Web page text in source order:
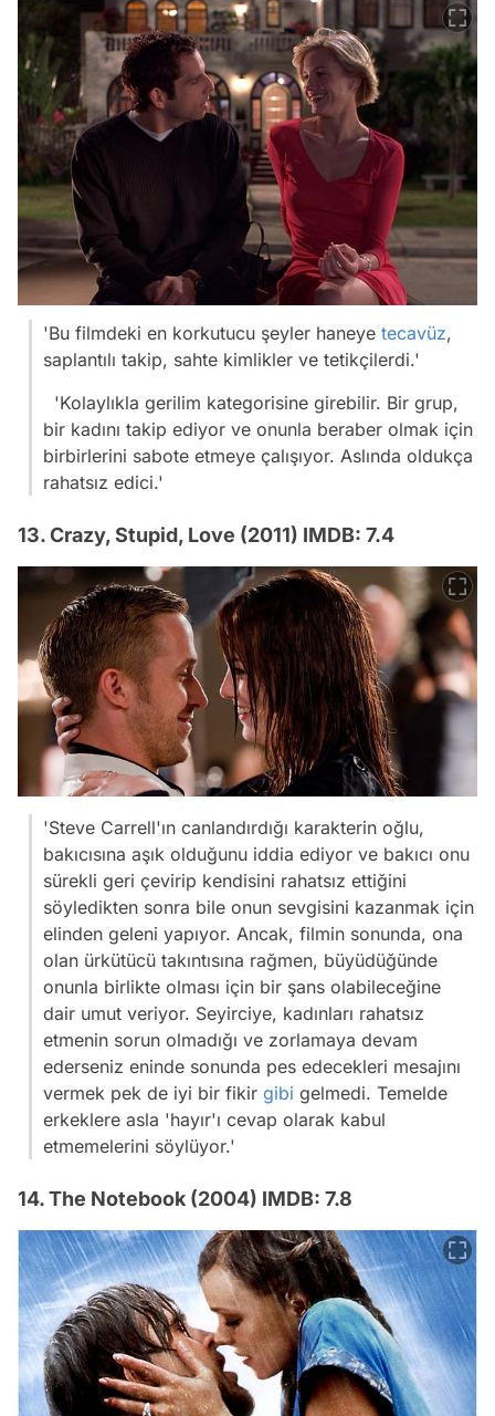
'Bu filmdeki en korkutucu şeyler haneye tecavüz,
saplantılı takip, sahte kimlikler ve tetikçilerdi.'
'Kolaylıkla gerilim kategorisine girebilir. Bir grup,
bir kadını takip ediyor ve onunla beraber olmak için
birbirlerini sabote etmeye çalışıyor. Aslında oldukça
rahatsız edici.'
13. Crazy, Stupid, Love (2011) IMDB: 7.4
'Steve Carrell'ın canlandırdığı karakterin oğlu,
bakıcısına aşık olduğunu iddia ediyor ve bakıcı onu
sürekli geri çevirip kendisini rahatsız ettiğini
söyledikten sonra bile onun sevgisini kazanmak için
elinden geleni yapıyor. Ancak, filmin sonunda, ona
olan ürkütücü takıntısına rağmen, büyüdüğünde
onunla birlikte olması için bir şans olabileceğine
dair umut veriyor. Seyirciye, kadınları rahatsız
etmenin sorun olmadığı ve zorlamaya devam
ederseniz eninde sonunda pes edecekleri mesajını
vermek pek de iyi bir fikir gibi gelmedi. Temelde
erkeklere asla 'hayır'ı cevap olarak kabul
etmemelerini söylüyor.'
14. The Notebook (2004) IMDB: 7.8